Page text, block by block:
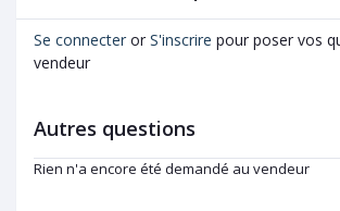
Se connecter or S'inscrire pour poser vos
vendeur
Autres questions
Rien n'a encore été demandé au vendeur